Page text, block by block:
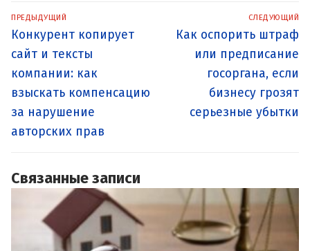
Навигация
по
записям
ПРЕДЫДУЩИЙ
Предыдущая
запись:
Конкурент копирует
сайт и тексты
компании: как
взыскать компенсацию
за нарушение
авторских прав
СЛЕДУЮЩИЙ
Следующая
запись:
Как оспорить штраф
или предписание
госоргана, если
бизнесу грозят
серьезные убытки
Связанные записи